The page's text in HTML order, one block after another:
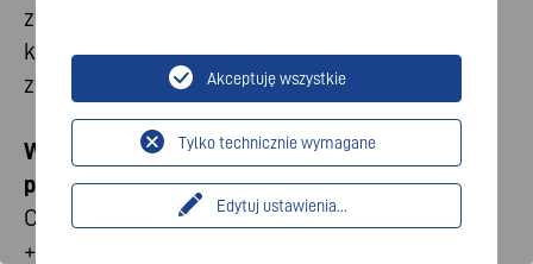
zapewnienia konsumentom i konsumentkom
kompleksowych rozwiązań energetycznych,
zrównoważonych w całym cyklu życia produktu.
W celu uzyskania dodatkowych informacji
prosimy o kontakt z:
Claire Couet, European Affairs Manager EPBA
+32 2 761 16 02
Edytuj ustawienia...
Tylko technicznie wymagane
Akceptuję wszystkie